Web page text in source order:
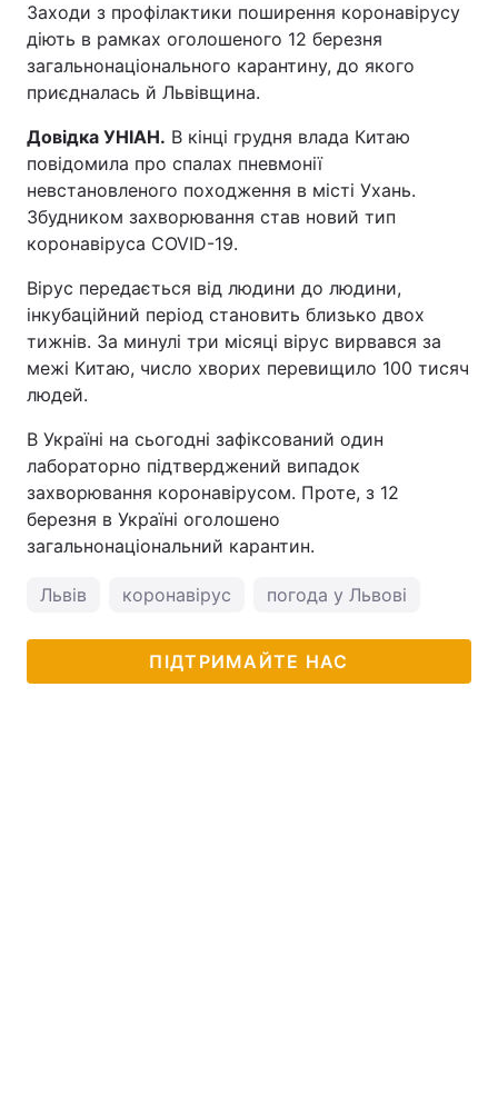
Заходи з профілактики поширення коронавірусу
діють в рамках оголошеного 12 березня
загальнонаціонального карантину, до якого
приєдналась й Львівщина.
Довідка УНІАН. В кінці грудня влада Китаю
повідомила про спалах пневмонії
невстановленого походження в місті Ухань.
Збудником захворювання став новий тип
коронавіруса COVID-19.
Вірус передається від людини до людини,
інкубаційний період становить близько двох
тижнів. За минулі три місяці вірус вирвався за
межі Китаю, число хворих перевищило 100 тисяч
людей.
В Україні на сьогодні зафіксований один
лабораторно підтверджений випадок
захворювання коронавірусом. Проте, з 12
березня в Україні оголошено
загальнонаціональний карантин.
Львів коронавірус погода у Львові
ПІДТРИМАЙТЕ НАС